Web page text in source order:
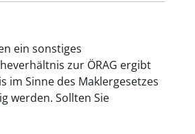
ein sonstiges
zur ÖRAG ergibt
im Sinne des Maklergesetzes
werden. Sollten Sie